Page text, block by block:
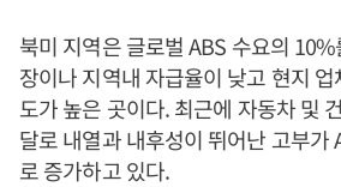
북미 지역은 글로벌 ABS 수요의
장이나 지역내 자급율이 낮고 현지
도가 높은 곳이다. 최근에 자동차 및
달로 내열과 내후성이 뛰어난 고부가
로 증가하고 있다.